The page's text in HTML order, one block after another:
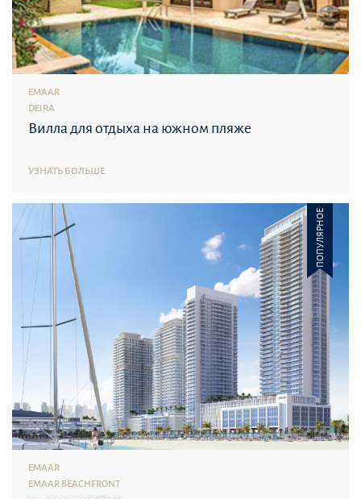
EMAAR
DEIRA
Вилла для отдыха на южном пляже
УЗНАТЬ БОЛЬШЕ
ПОПУЛЯРНОЕ
EMAAR
EMAAR BEACHFRONT